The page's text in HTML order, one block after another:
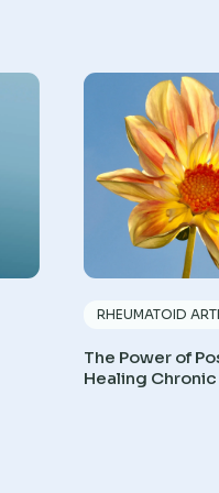
RHEUMATOID
The Power of
Healing